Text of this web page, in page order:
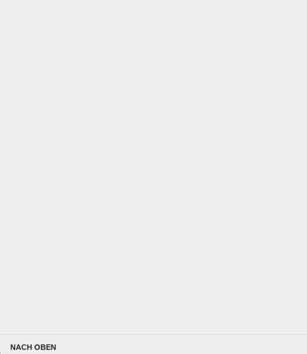
NACH OBEN